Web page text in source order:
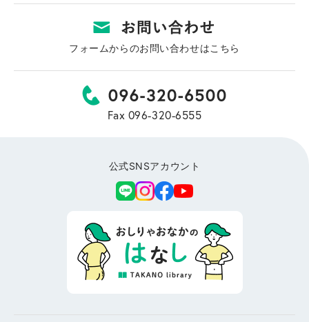
フォームからのお問い合わせはこちら
Fax 096-320-6555
公式SNSアカウント